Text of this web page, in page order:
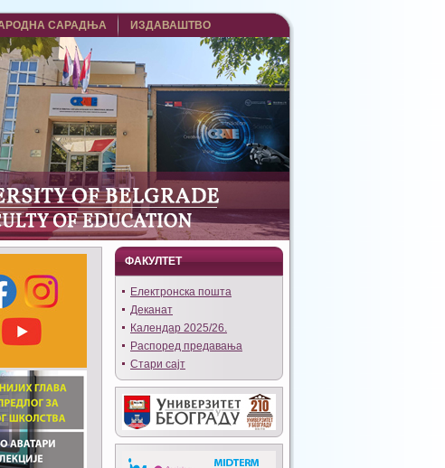
САРАДЊА ИЗДАВАШТВО
ФАКУЛТЕТ
Eлектронска пошта
Деканат
Календар 2025/26.
Распоред предавања
Стари сајт